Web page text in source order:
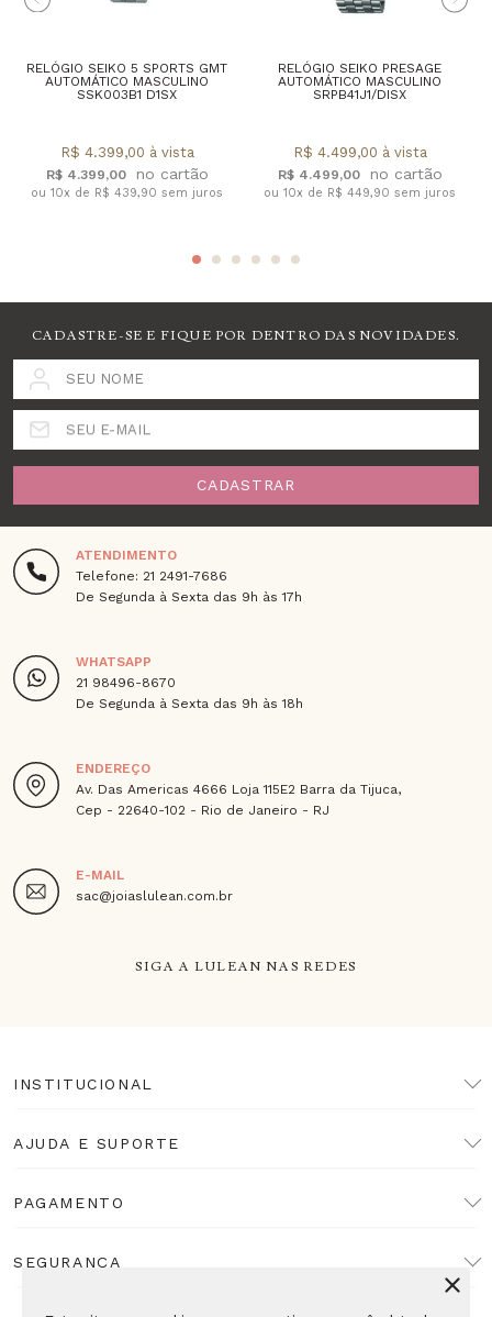
RELÓGIO SEIKO 5 SPORTS GMT
AUTOMÁTICO MASCULINO
SSK003B1 D1SX
R$ 4.399,00
R$ 4.399,00 à vista
ou 10x de R$ 439,90 sem juros
RELÓGIO SEIKO PRESAGE
AUTOMÁTICO MASCULINO
SRPB41J1/DISX
R$ 4.499,00
R$ 4.499,00 à vista
ou 10x de R$ 449,90 sem juros
CADASTRE-SE E FIQUE POR DENTRO DAS NOVIDADES.
SEU NOME
SEU E-MAIL
CADASTRAR
ATENDIMENTO
Telefone: 21 2491-7686
De Segunda à Sexta das 9h às 17h
WHATSAPP
21 98496-8670
De Segunda à Sexta das 9h às 18h
ENDEREÇO
Av. Das Americas 4666 Loja 115E2 Barra da Tijuca,
Cep - 22640-102 - Rio de Janeiro - RJ
E-MAIL
sac@joiaslulean.com.br
SIGA A LULEAN NAS REDES
INSTITUCIONAL
AJUDA E SUPORTE
PAGAMENTO
SEGURANÇA